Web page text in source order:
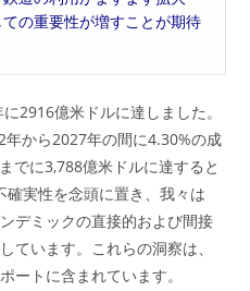
の重要性が増すことが期待
2916億米ドルに達しました。
から2027年の間に4.30%の成
でに3,788億米ドルに達すると
確実性を念頭に置き、我々は
デミックの直接的および間接
ています。これらの洞察は、
ートに含まれています。